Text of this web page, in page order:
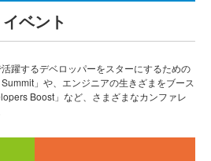
イベント
躍するデベロッパーをスターにするための
」や、エンジニアの生きざまをブース
Boost」など、さまざまなカンファレ